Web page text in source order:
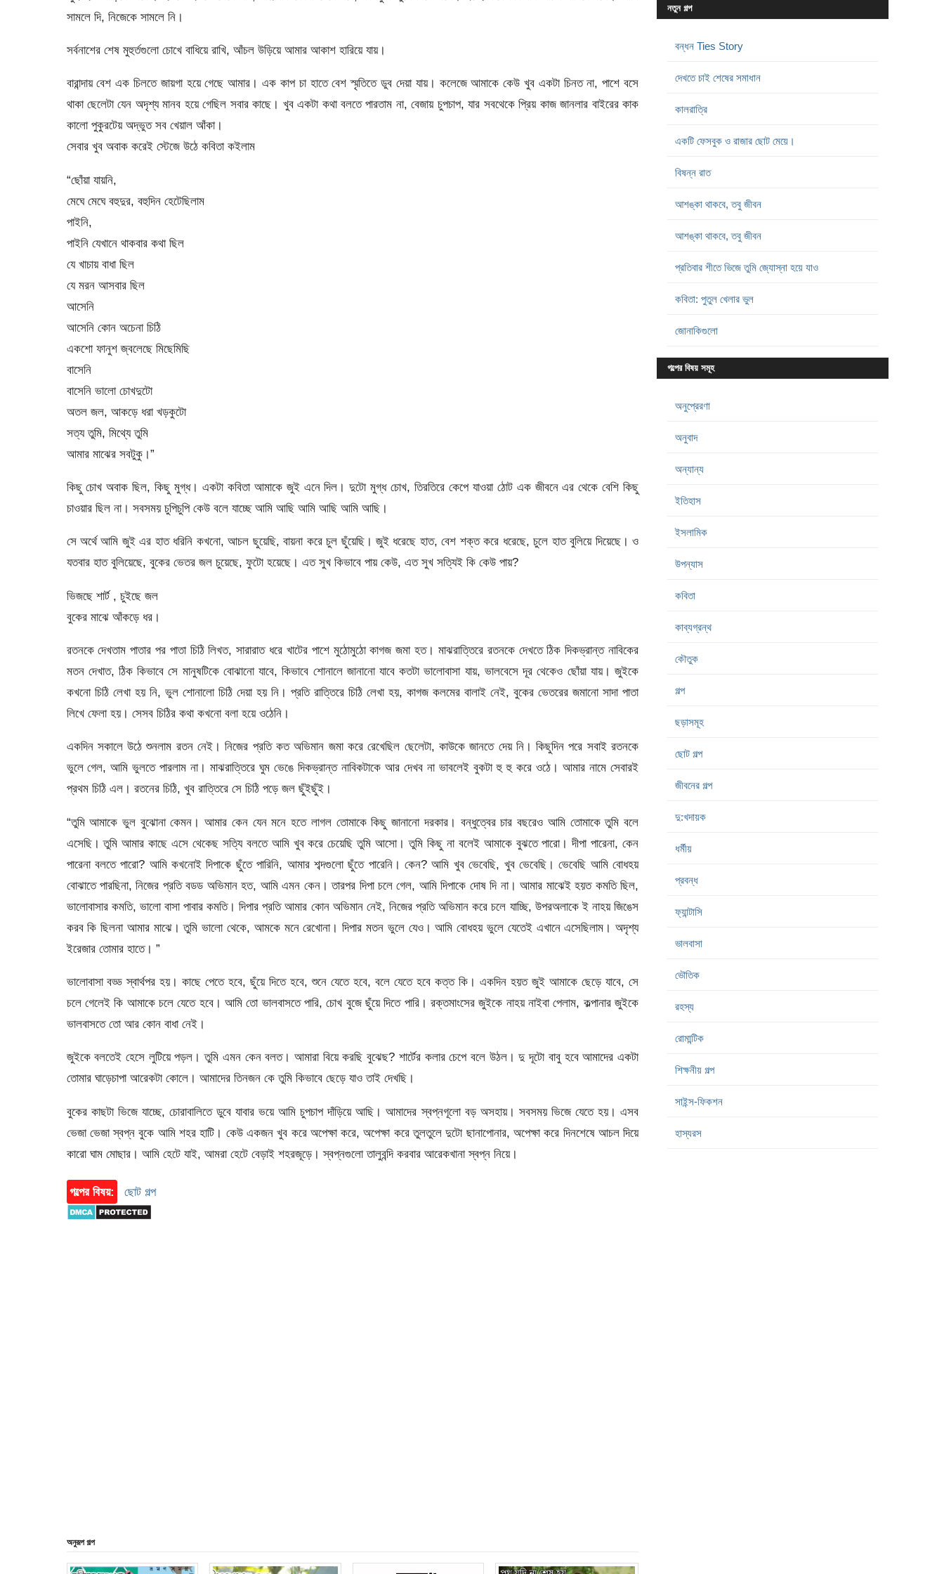
সামলে দি, নিজেকে সামলে নি।
সর্বনাশের শেষ মুহুর্তগুলো চোখে বাধিয়ে রাখি, আঁচল উড়িয়ে আমার আকাশ হারিয়ে যায়।
বারান্দায় বেশ এক চিলতে জায়গা হয়ে গেছে আমার। এক কাপ চা হাতে বেশ স্মৃতিতে ডুব দেয়া যায়। কলেজে আমাকে কেউ খুব একটা চিনত না, পাশে বসে
থাকা ছেলেটা যেন অদৃশ্য মানব হয়ে গেছিল সবার কাছে। খুব একটা কথা বলতে পারতাম না, বেজায় চুপচাপ, যার সবথেকে প্রিয় কাজ জানলার বাইরের কাক
কালো পুকুরটেয় অদ্ভুত সব খেয়াল আঁকা।
সেবার খুব অবাক করেই স্টেজে উঠে কবিতা কইলাম
“ছোঁয়া যায়নি,
মেঘে মেঘে বহুদুর, বহুদিন হেটেছিলাম
পাইনি,
পাইনি যেখানে থাকবার কথা ছিল
যে খাচায় বাধা ছিল
যে মরন আসবার ছিল
আসেনি
আসেনি কোন অচেনা চিঠি
একশো ফানুশ জ্বলেছে মিছেমিছি
বাসেনি
বাসেনি ভালো চোখদুটো
অতল জল, আকড়ে ধরা খড়কুটো
সত্য তুমি, মিথ্যে তুমি
আমার মাঝের সবটুকু।”
কিছু চোখ অবাক ছিল, কিছু মুগ্ধ। একটা কবিতা আমাকে জুই এনে দিল। দুটো মুগ্ধ চোখ, তিরতিরে কেপে যাওয়া ঠোট এক জীবনে এর থেকে বেশি কিছু
চাওয়ার ছিল না। সবসময় চুপিচুপি কেউ বলে যাচ্ছে আমি আছি আমি আছি আমি আছি।
সে অর্থে আমি জুই এর হাত ধরিনি কখনো, আচল ছুয়েছি, বায়না করে চুল ছুঁয়েছি। জুই ধরেছে হাত, বেশ শক্ত করে ধরেছে, চুলে হাত বুলিয়ে দিয়েছে। ও
যতবার হাত বুলিয়েছে, বুকের ভেতর জল চুয়েছে, ফুটো হয়েছে। এত সুখ কিভাবে পায় কেউ, এত সুখ সত্যিই কি কেউ পায়?
ভিজছে শার্ট , চুইছে জল
বুকের মাঝে আঁকড়ে ধর।
রতনকে দেখতাম পাতার পর পাতা চিঠি লিখত, সারারাত ধরে খাটের পাশে মুঠোমুঠো কাগজ জমা হত। মাঝরাত্তিরে রতনকে দেখতে ঠিক দিকভ্রান্ত নাবিকের
মতন দেখাত, ঠিক কিভাবে সে মানুষটিকে বোঝানো যাবে, কিভাবে শোনালে জানানো যাবে কতটা ভালোবাসা যায়, ভালবেসে দূর থেকেও ছোঁয়া যায়। জুইকে
কখনো চিঠি লেখা হয় নি, ভুল শোনালো চিঠি দেয়া হয় নি। প্রতি রাত্তিরে চিঠি লেখা হয়, কাগজ কলমের বালাই নেই, বুকের ভেতরের জমানো সাদা পাতা
লিখে ফেলা হয়। সেসব চিঠির কথা কখনো বলা হয়ে ওঠেনি।
একদিন সকালে উঠে শুনলাম রতন নেই। নিজের প্রতি কত অভিমান জমা করে রেখেছিল ছেলেটা, কাউকে জানতে দেয় নি। কিছুদিন পরে সবাই রতনকে
ভুলে গেল, আমি ভুলতে পারলাম না। মাঝরাত্তিরে ঘুম ভেঙে দিকভ্রান্ত নাবিকটাকে আর দেখব না ভাবলেই বুকটা হু হু করে ওঠে। আমার নামে সেবারই
প্রথম চিঠি এল। রতনের চিঠি, খুব রাত্তিরে সে চিঠি পড়ে জল ছুঁইছুঁই।
“তুমি আমাকে ভুল বুঝোনা কেমন। আমার কেন যেন মনে হতে লাগল তোমাকে কিছু জানানো দরকার। বন্ধুত্বের চার বছরেও আমি তোমাকে তুমি বলে
এসেছি। তুমি আমার কাছে এসে থেকেছ সত্যি বলতে আমি খুব করে চেয়েছি তুমি আসো। তুমি কিছু না বলেই আমাকে বুঝতে পারো। দীপা পারেনা, কেন
পারেনা বলতে পারো? আমি কখনোই দিপাকে ছুঁতে পারিনি, আমার শব্দগুলো ছুঁতে পারেনি। কেন? আমি খুব ভেবেছি, খুব ভেবেছি। ভেবেছি আমি বোধহয়
বোঝাতে পারছিনা, নিজের প্রতি বডড অভিমান হত, আমি এমন কেন। তারপর দিপা চলে গেল, আমি দিপাকে দোষ দি না। আমার মাঝেই হয়ত কমতি ছিল,
ভালোবাসার কমতি, ভালো বাসা পাবার কমতি। দিপার প্রতি আমার কোন অভিমান নেই, নিজের প্রতি অভিমান করে চলে যাচ্ছি, উপরঅলাকে ই নাহয় জিঙেস
করব কি ছিলনা আমার মাঝে। তুমি ভালো থেকে, আমকে মনে রেখোনা। দিপার মতন ভুলে যেও। আমি বোধহয় ভুলে যেতেই এখানে এসেছিলাম। অদৃশ্য
ইরেজার তোমার হাতে। ”
ভালোবাসা বড্ড স্বার্থপর হয়। কাছে পেতে হবে, ছুঁয়ে দিতে হবে, শুনে যেতে হবে, বলে যেতে হবে কত্ত কি। একদিন হয়ত জুই আমাকে ছেড়ে যাবে, সে
চলে গেলেই কি আমাকে চলে যেতে হবে। আমি তো ভালবাসতে পারি, চোখ বুজে ছুঁয়ে দিতে পারি। রক্তমাংসের জুইকে নাহয় নাইবা পেলাম, কল্পানার জুইকে
ভালবাসতে তো আর কোন বাধা নেই।
জুইকে বলতেই হেসে লুটিয়ে পড়ল। তুমি এমন কেন বলত। আমারা বিয়ে করছি বুঝেছ? শার্টের কলার চেপে বলে উঠল। দু দূটো বাবু হবে আমাদের একটা
তোমার ঘাড়েচাপা আরেকটা কোলে। আমাদের তিনজন কে তুমি কিভাবে ছেড়ে যাও তাই দেখছি।
বুকের কাছটা ভিজে যাচ্ছে, চোরাবালিতে ডুবে যাবার ভয়ে আমি চুপচাপ দাঁড়িয়ে আছি। আমাদের স্বপ্নগূলো বড় অসহায়। সবসময় ভিজে যেতে হয়। এসব
ভেজা ভেজা স্বপ্ন বুকে আমি শহর হাটি। কেউ একজন খুব করে অপেক্ষা করে, অপেক্ষা করে তুলতুলে দুটো ছানাপোনার, অপেক্ষা করে দিনশেষে আচল দিয়ে
কারো ঘাম মোছার। আমি হেটে যাই, আমরা হেটে বেড়াই শহরজূড়ে। স্বপ্নগুলো তালুবন্দি করবার আরেকখানা স্বপ্ন নিয়ে।
গল্পের বিষয়: ছোট গল্প
অনুরূপ গল্প
নতুন গল্প
বন্ধন Ties Story
দেখতে চাই শেষের সমাধান
কালরাত্রি
একটি ফেসবুক ও রাজার ছোট মেয়ে।
বিষন্ন রাত
আশঙ্কা থাকবে, তবু জীবন
আশঙ্কা থাকবে, তবু জীবন
প্রতিবার শীতে ভিজে তুমি জ্যোস্না হয়ে যাও
কবিতা: পুতুল খেলার ভুল
জোনাকিগুলো
গল্পের বিষয় সমূহ
অনুপ্রেরণা
অনুবাদ
অন্যান্য
ইতিহাস
ইসলামিক
উপন্যাস
কবিতা
কাব্যগ্রন্থ
কৌতুক
গল্প
ছড়াসমূহ
ছোট গল্প
জীবনের গল্প
দু:খদায়ক
ধর্মীয়
প্রবন্ধ
ফ্যান্টাসি
ভালবাসা
ভৌতিক
রহস্য
রোমান্টিক
শিক্ষনীয় গল্প
সাইন্স-ফিকশন
হাস্যরস